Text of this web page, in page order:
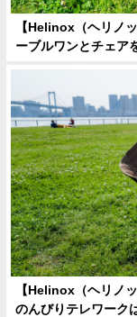
【Helinox（ヘリノ
ーブルワンとチェア
【Helinox（ヘリノ
のんびりテレワーク